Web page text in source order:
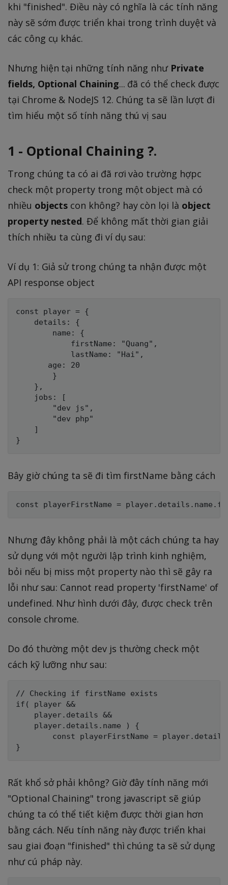
khi "finished". Điều này có nghĩa là các tính năng
này sẽ sớm được triển khai trong trình duyệt và
các công cụ khác.
Nhưng hiện tại những tính năng như Private
fields, Optional Chaining... đã có thể check được
tại Chrome & NodeJS 12. Chúng ta sẽ lần lượt đi
tìm hiểu một số tính năng thú vị sau
1 - Optional Chaining ?.
Trong chúng ta có ai đã rơi vào trường hợpc
check một property trong một object mà có
nhiều objects con không? hay còn lọi là object
property nested. Để không mất thời gian giải
thích nhiều ta cùng đi ví dụ sau:
Ví dụ 1: Giả sử trong chúng ta nhận được một
API response object
const player = {
    details: {
        name: {
            firstName: "Quang",
            lastName: "Hai",
        }
    },
    jobs: [
        "dev js",
        "dev php"
    ]
Bây giờ chúng ta sẽ đi tìm firstName bằng cách
Nhưng đây không phải là một cách chúng ta hay
sử dụng với một người lập trình kinh nghiệm,
bỏi nếu bị miss một property nào thì sẽ gây ra
lỗi như sau: Cannot read property 'firstName' of
undefined. Như hình dưới đây, được check trên
console chrome.
Do đó thường một dev js thường check một
cách kỹ lưỡng như sau:
// Checking if firstName exists
if( player &&
    player.details &&
    player.details.name ) {
const playerFirstName =
Rất khổ sở phải không? Giờ đây tính năng mới
"Optional Chaining" trong javascript sẽ giúp
chúng ta có thể tiết kiệm được thời gian hơn
bằng cách. Nếu tính năng này được triển khai
sau giai đoạn "finished" thì chúng ta sẽ sử dụng
như cú pháp này.